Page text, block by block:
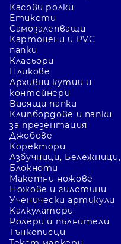
Касови ролки
Етикети
Самозалепващи
Картонени и PVC
папки
Класьори
Пликове
Архивни кутии и
контейнери
Висящи папки
Клипбордове и папки
за презентация
Джобове
Коректори
Азбучници, Бележници,
Блокноти
Макетни ножове
Ножове и гилотини
Ученически артикули
Калкулатори
Ролери и пълнители
Тънкописци